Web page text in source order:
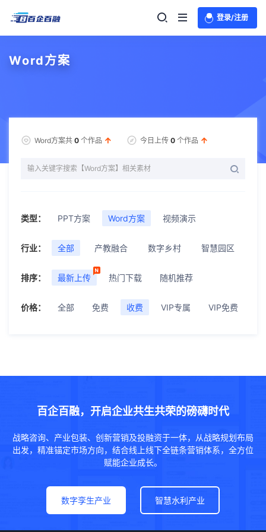
登录/注册
Word方案
Word方案共 0 个作品 今日上传 0 个作品
类型： PPT方案 Word方案 视频演示
行业： 全部 产教融合 数字乡村 智慧园区
排序： 最新上传 热门下载 随机推荐
价格： 全部 免费 收费 VIP专属 VIP免费
百企百融，开启企业共生共荣的磅礴时代
战略咨询、产业包装、创新营销及投融资于一体，从战略规划布局
出发，精准锚定市场方向，结合线上线下全链条营销体系，全方位
赋能企业成长。
数字孪生产业 智慧水利产业